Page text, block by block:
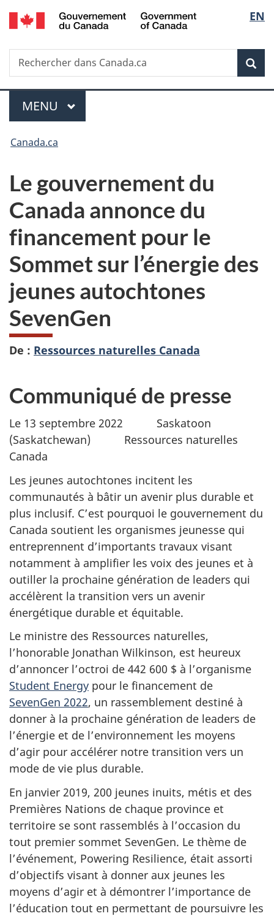
Passer
au
principal
Passer
à
Au
du
Passer
à
version
simplifiée
de
la
EN
Recherche
Rechercher
dans
Menu
MENU PRINCIPAL
Vous
ici :
Canada.ca
Le gouvernement du
Canada annonce du
financement pour le
Sommet sur l’énergie des
jeunes autochtones
SevenGen
De : Ressources naturelles Canada
Communiqué de presse
Le 13 septembre 2022 Saskatoon
(Saskatchewan) Ressources naturelles
Canada
Les jeunes autochtones incitent les
communautés à bâtir un avenir plus durable et
plus inclusif. C’est pourquoi le gouvernement du
Canada soutient les organismes jeunesse qui
entreprennent d’importants travaux visant
notamment à amplifier les voix des jeunes et à
outiller la prochaine génération de leaders qui
accélèrent la transition vers un avenir
énergétique durable et équitable.
Le ministre des Ressources naturelles,
l’honorable Jonathan Wilkinson, est heureux
d’annoncer l’octroi de 442 600 $ à l’organisme
Student Energy pour le financement de
SevenGen 2022, un rassemblement destiné à
donner à la prochaine génération de leaders de
l’énergie et de l’environnement les moyens
d’agir pour accélérer notre transition vers un
mode de vie plus durable.
En janvier 2019, 200 jeunes inuits, métis et des
Premières Nations de chaque province et
territoire se sont rassemblés à l’occasion du
tout premier sommet SevenGen. Le thème de
l’événement, Powering Resilience, était assorti
d’objectifs visant à donner aux jeunes les
moyens d’agir et à démontrer l’importance de
l’éducation tout en permettant de poursuivre les